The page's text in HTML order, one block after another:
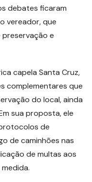
debates ficaram
vereador, que
e
capela Santa Cruz,
complementares que
do local, ainda
sua proposta, ele
de
de caminhões nas
de multas aos